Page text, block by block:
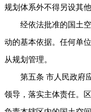
规划体系外不得另设其他
经依法批准的国土空
动的基本依据。任何单
从规划管理。
第五条 市人民政府应
领导，落实主体责任。